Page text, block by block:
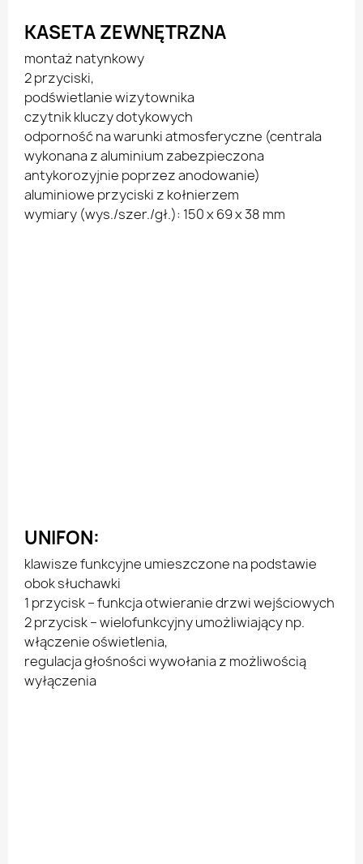
KASETA ZEWNĘTRZNA
montaż natynkowy
2 przyciski,
podświetlanie wizytownika
czytnik kluczy dotykowych
odporność na warunki atmosferyczne (centrala
wykonana z aluminium zabezpieczona
antykorozyjnie poprzez anodowanie)
aluminiowe przyciski z kołnierzem
wymiary (wys./szer./gł.): 150 x 69 x 38 mm
UNIFON:
klawisze funkcyjne umieszczone na podstawie
obok słuchawki
1 przycisk – funkcja otwieranie drzwi wejściowych
2 przycisk – wielofunkcyjny umożliwiający np.
włączenie oświetlenia,
regulacja głośności wywołania z możliwością
wyłączenia